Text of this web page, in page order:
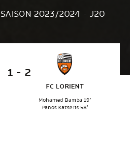
SAISON 2023/2024 - J20
1 - 2
FC LORIENT
Mohamed Bamba 19'
Panos Katseris 58'